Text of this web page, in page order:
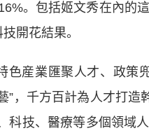
。包括姬文秀在內的
開花結果。
産業匯聚人才、政策
”，千方百計為人才打
科技、醫療等多個領域